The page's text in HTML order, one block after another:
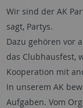
Wir sind der AK
sagt, Partys.
Dazu gehören vor
das Clubhausfest,
Kooperation mit
In unserem AK
Aufgaben. Vom